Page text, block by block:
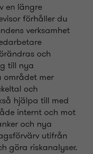
en längre
förhåller du
verksamhet
och
till nya
området mer
och
hjälpa till med
internt och mot
och nya
utifrån
göra riskanalyser.